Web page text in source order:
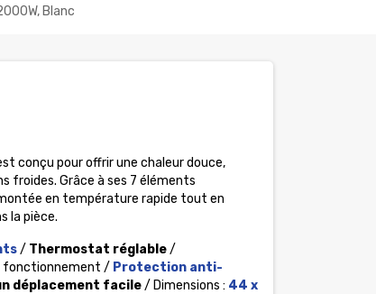
Blanc
conçu pour offrir une chaleur douce,
froides. Grâce à ses 7 éléments
en température rapide tout en
la pièce.
/ Thermostat réglable/
fonctionnement / Protection anti-
déplacement facile/ Dimensions : 44 x